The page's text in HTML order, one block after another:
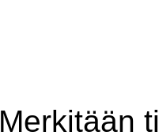
Merkitään